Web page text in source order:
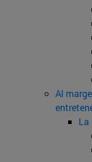
Al
La